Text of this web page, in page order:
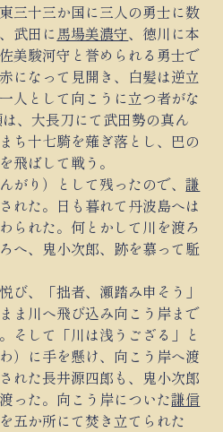
三十三か国に三人の勇士に数
武田に馬場美濃守、徳川に本
美駿河守と誉められる勇士で
になって見開き、白髪は逆立
人として向こうに立つ者がな
、大長刀にて武田勢の真ん
ち十七騎を薙ぎ落とし、巴の
飛ばして戦う。
がり）として残ったので、謙
れた。日も暮れて丹波島へは
られた。何とかして川を渡ろ
へ、鬼小次郎、跡を慕って駈
び、「拙者、瀬踏み申そう」
ま川へ飛び込み向こう岸まで
そして「川は浅うござる」と
）に手を懸け、向こう岸へ渡
れた長井源四郎も、鬼小次郎
った。向こう岸についた謙信
五か所にて焚き立てられた